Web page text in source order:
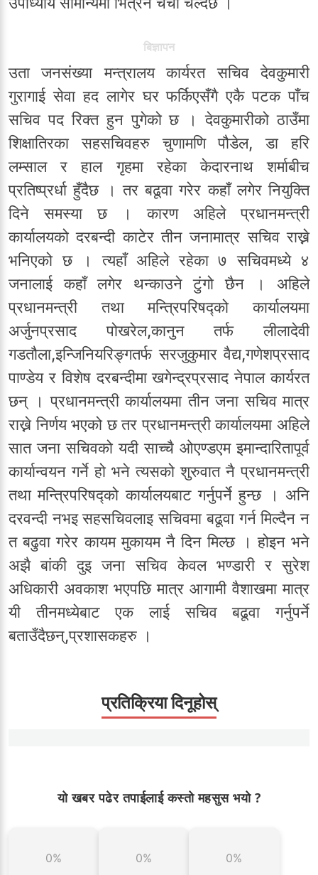
बिज्ञापन
उता जनसंख्या मन्त्रालय कार्यरत सचिव देवकुमारी
गुरागाई सेवा हद लागेर घर फर्किएसँगै एकै पटक पाँच
सचिव पद रिक्त हुन पुगेको छ । देवकुमारीको ठाउँमा
शिक्षातिरका सहसचिवहरु चुणामणि पौडेल, डा हरि
लम्साल र हाल गृहमा रहेका केदारनाथ शर्माबीच
प्रतिष्प्रर्धा हुँदैछ । तर बढूवा गरेर कहाँ लगेर नियुक्ति
दिने समस्या छ । कारण अहिले प्रधानमन्त्री
कार्यालयको दरबन्दी काटेर तीन जनामात्र सचिव राख्ने
भनिएको छ । त्यहाँ अहिले रहेका ७ सचिवमध्ये ४
जनालाई कहाँ लगेर थन्काउने टुंगो छैन । अहिले
प्रधानमन्त्री तथा मन्त्रिपरिषद्को कार्यालयमा
अर्जुनप्रसाद पोखरेल,कानुन तर्फ लीलादेवी
गडतौला,इन्जिनियरिङ्गतर्फ सरजुकुमार वैद्य,गणेशप्रसाद
पाण्डेय र विशेष दरबन्दीमा खगेन्द्रप्रसाद नेपाल कार्यरत
छन् । प्रधानमन्त्री कार्यालयमा तीन जना सचिव मात्र
राख्ने निर्णय भएको छ तर प्रधानमन्त्री कार्यालयमा अहिले
सात जना सचिवको यदी साच्चै ओएण्डएम इमान्दारितापूर्व
कार्यान्वयन गर्ने हो भने त्यसको शुरुवात नै प्रधानमन्त्री
तथा मन्त्रिपरिषद्को कार्यालयबाट गर्नुपर्ने हुन्छ । अनि
दरवन्दी नभइ सहसचिवलाइ सचिवमा बढूवा गर्न मिल्दैन न
त बढुवा गरेर कायम मुकायम नै दिन मिल्छ । होइन भने
अझै बांकी दुइ जना सचिव केवल भण्डारी र सुरेश
अधिकारी अवकाश भएपछि मात्र आगामी वैशाखमा मात्र
यी तीनमध्येबाट एक लाई सचिव बढूवा गर्नुपर्ने
बताउँदैछन्,प्रशासकहरु ।
प्रतिक्रिया दिनूहोस्
यो खबर पढेर तपाईलाई कस्तो महसुस भयो ?
0% 0% 0%